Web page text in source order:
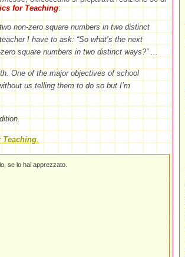
for Teaching:
non-zero square numbers in two distinct
I have to ask: “So what’s the next
square numbers in two distinct ways?” ...
One of the major objectives of school
us telling them to do so but I’m
Teaching.
se lo hai apprezzato.